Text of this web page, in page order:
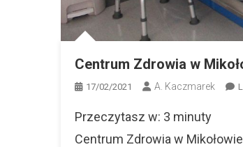
Centrum Zdrowia w
17/02/2021 A. Kaczmarek
Przeczytasz w: 3 minuty
Centrum Zdrowia w